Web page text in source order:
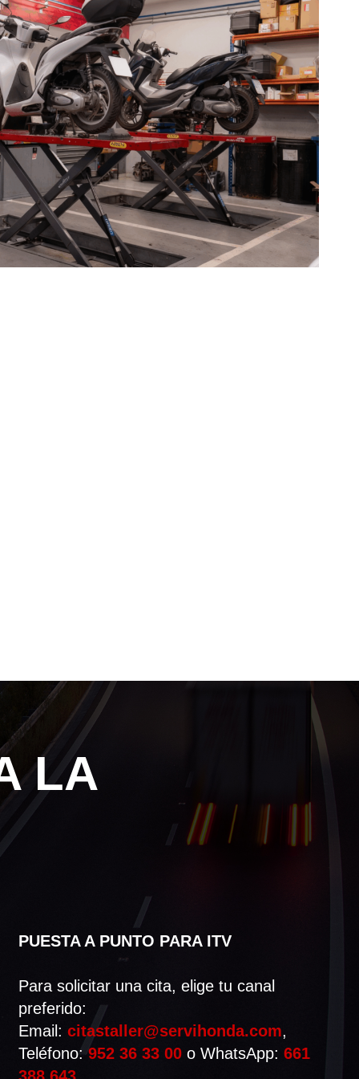
LA
PUESTA A PUNTO PARA ITV
Para solicitar una cita, elige tu canal
preferido:
Email: citastaller@servihonda.com,
Teléfono: 952 36 33 00 o WhatsApp: 661